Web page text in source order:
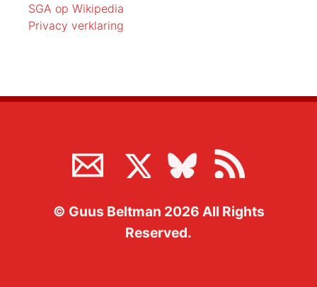
SGA op Wikipedia
Privacy verklaring
© Guus Beltman 2026 All Rights
Reserved.